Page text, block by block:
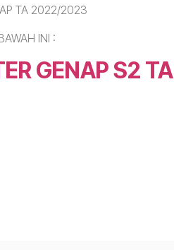
TA 2022/2023
INI :
GENAP S2 TA